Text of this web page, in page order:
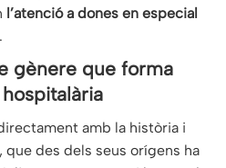
l’atenció a dones en especial
.
gènere que forma
amb la història i
des dels seus orígens ha